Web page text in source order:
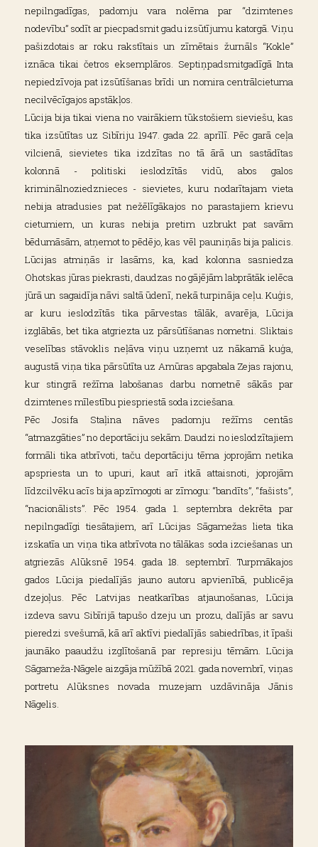
nepilngadīgas, padomju vara nolēma par “dzimtenes
nodevību” sodīt ar piecpadsmit gadu izsūtījumu katorgā. Viņu
pašizdotais ar roku rakstītais un zīmētais žurnāls “Kokle”
iznāca tikai četros eksemplāros. Septiņpadsmitgadīgā Inta
nepiedzīvoja pat izsūtīšanas brīdi un nomira centrālcietuma
necilvēcīgajos apstākļos.
Lūcija bija tikai viena no vairākiem tūkstošiem sieviešu, kas
tika izsūtītas uz Sibīriju 1947. gada 22. aprīlī. Pēc garā ceļa
vilcienā, sievietes tika izdzītas no tā ārā un sastādītas
kolonnā - politiski ieslodzītās vidū, abos galos
kriminālnoziedznieces - sievietes, kuru nodarītajam vieta
nebija atradusies pat nežēlīgākajos no parastajiem krievu
cietumiem, un kuras nebija pretim uzbrukt pat savām
bēdumāsām, atņemot to pēdējo, kas vēl pauniņās bija palicis.
Lūcijas atmiņās ir lasāms, ka, kad kolonna sasniedza
Ohotskas jūras piekrasti, daudzas no gājējām labprātāk ielēca
jūrā un sagaidīja nāvi saltā ūdenī, nekā turpināja ceļu. Kuģis,
ar kuru ieslodzītās tika pārvestas tālāk, avarēja, Lūcija
izglābās, bet tika atgriezta uz pārsūtīšanas nometni. Sliktais
veselības stāvoklis neļāva viņu uzņemt uz nākamā kuģa,
augustā viņa tika pārsūtīta uz Amūras apgabala Zejas rajonu,
kur stingrā režīma labošanas darbu nometnē sākās par
dzimtenes mīlestību piespriestā soda izciešana.
Pēc Josifa Staļina nāves padomju režīms centās
“atmazgāties” no deportāciju sekām. Daudzi no ieslodzītajiem
formāli tika atbrīvoti, taču deportāciju tēma joprojām netika
apspriesta un to upuri, kaut arī itkā attaisnoti, joprojām
līdzcilvēku acīs bija apzīmogoti ar zīmogu: “bandīts”, “fašists”,
“nacionālists”. Pēc 1954. gada 1. septembra dekrēta par
nepilngadīgi tiesātajiem, arī Lūcijas Sāgamežas lieta tika
izskatīa un viņa tika atbrīvota no tālākas soda izciešanas un
atgriezās Alūksnē 1954. gada 18. septembrī. Turpmākajos
gados Lūcija piedalījās jauno autoru apvienībā, publicēja
dzejoļus. Pēc Latvijas neatkarības atjaunošanas, Lūcija
izdeva savu Sibīrijā tapušo dzeju un prozu, dalījās ar savu
pieredzi svešumā, kā arī aktīvi piedalījās sabiedrības, it īpaši
jaunāko paaudžu izglītošanā par represiju tēmām. Lūcija
Sāgameža-Nāgele aizgāja mūžībā 2021. gada novembrī, viņas
portretu Alūksnes novada muzejam uzdāvināja Jānis
Nāgelis.